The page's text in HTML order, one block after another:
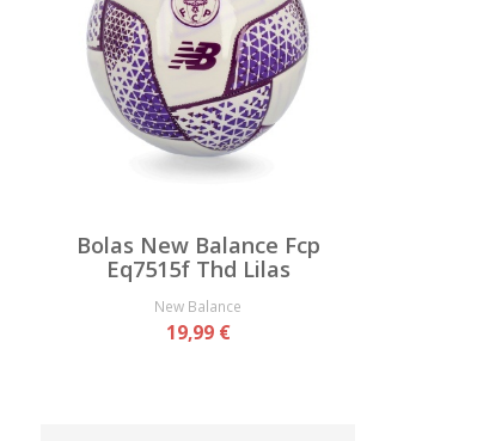
Bolas New Balance Fcp
Eq7515f Thd Lilas
New Balance
19,99 €